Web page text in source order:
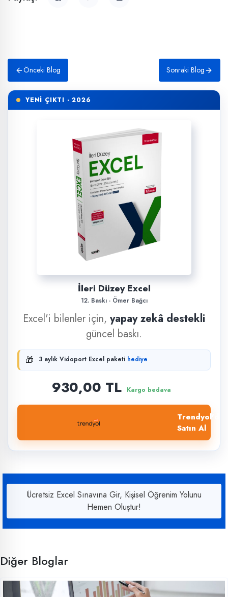
Önceki Blog Sonraki Blog
YENİ ÇIKTI · 2026
İleri Düzey Excel
12. Baskı · Ömer Bağcı
Excel'i bilenler için, yapay zekâ destekli
güncel baskı.
🎁 3 aylık Vidoport Excel paketi hediye
930,00 TL Kargo bedava
Trendyol'dan
Satın Al
Ücretsiz Excel Sınavına Gir, Kişisel Öğrenim Yolunu
Hemen Oluştur!
Diğer Bloglar